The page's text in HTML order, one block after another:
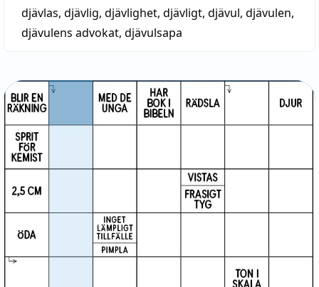
djävlas, djävlig, djävlighet, djävligt, djävul, djävulen,
djävulens advokat, djävulsapa